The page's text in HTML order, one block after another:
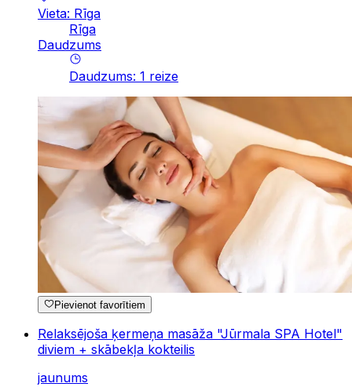
Vieta: Rīga
Rīga
Daudzums
Daudzums: 1 reize
Pievienot favorītiem
Relaksējoša ķermeņa masāža "Jūrmala SPA Hotel"
diviem + skābekļa kokteilis
jaunums